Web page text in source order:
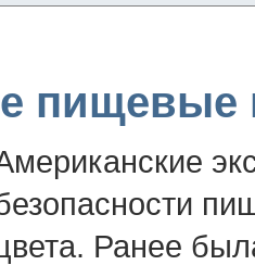
пищевые
Ранее